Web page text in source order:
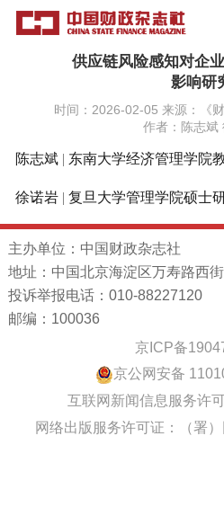
供应链风险感知对企
影响研
时间：2026-02-05 来源：《
作者：陈志斌
陈志斌| 东南大学经济管理学院
徐诺岩| 复旦大学管理学院硕士
主办单位：中国财政杂志社
地址：中国北京海淀区万寿路西
投诉举报电话：010-88227120
邮编：100036
京ICP备
京公网安备
互联网新闻信息服务许
网络出版服务许可证：（署